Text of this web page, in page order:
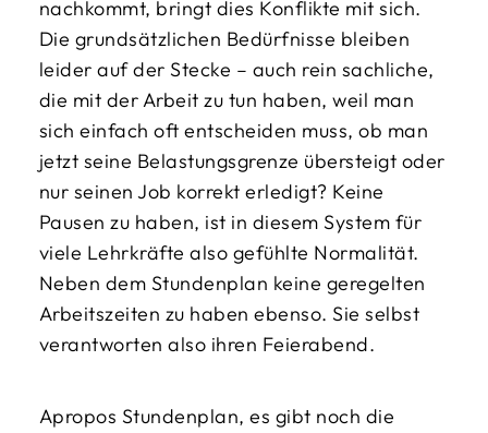
nachkommt, bringt dies Konflikte mit sich.
Die grundsätzlichen Bedürfnisse bleiben
leider auf der Stecke – auch rein sachliche,
die mit der Arbeit zu tun haben, weil man
sich einfach oft entscheiden muss, ob man
jetzt seine Belastungsgrenze übersteigt oder
nur seinen Job korrekt erledigt? Keine
Pausen zu haben, ist in diesem System für
viele Lehrkräfte also gefühlte Normalität.
Neben dem Stundenplan keine geregelten
Arbeitszeiten zu haben ebenso. Sie selbst
verantworten also ihren Feierabend.
Apropos Stundenplan, es gibt noch die